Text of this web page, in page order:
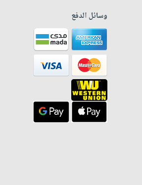
وسائل الدفع